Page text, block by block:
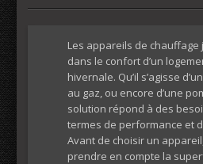
Les appareils de
dans le confort d’un
hivernale. Qu’il s’agisse
au gaz, ou encore d’une
solution répond à des
termes de performance et
Avant de choisir un
prendre en compte la